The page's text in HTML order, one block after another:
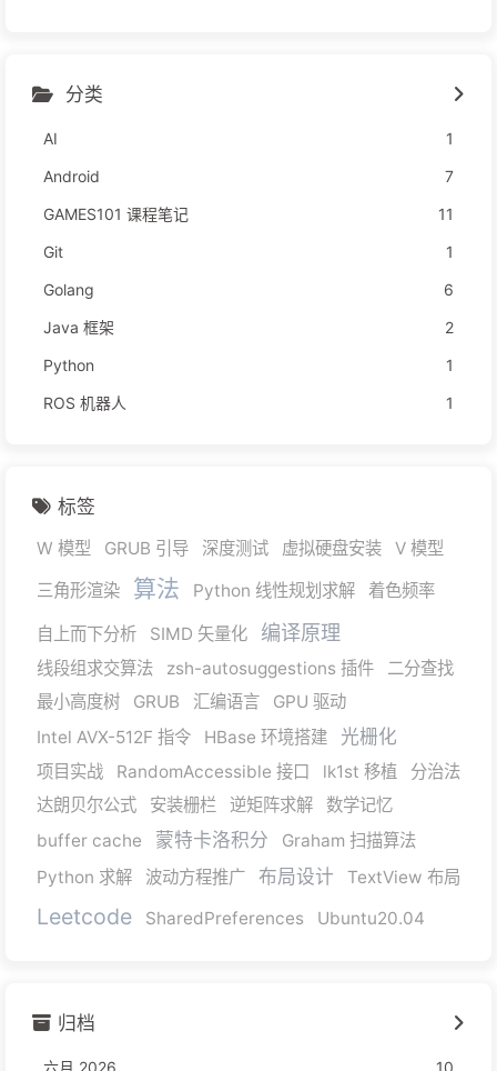
分类
AI
1
Android
7
GAMES101 课程笔记
11
Git
1
Golang
6
Java 框架
2
Python
1
ROS 机器人
1
标签
W 模型 GRUB 引导 深度测试 虚拟硬盘安装
V 模型
三角形渲染
算法 Python 线性规划求解 着色频率
自上而下分析 SIMD 矢量化 编译原理
线段组求交算法 zsh-autosuggestions 插件
二分查找
最小高度树
GRUB 汇编语言
GPU 驱动
Intel AVX-512F 指令
HBase 环境搭建 光栅化
项目实战 RandomAccessible 接口 lk1st 移植
分治法
达朗贝尔公式
安装栅栏 逆矩阵求解
数学记忆
buffer cache
蒙特卡洛积分
Graham 扫描算法
Python 求解
波动方程推广 布局设计 TextView 布局
Leetcode SharedPreferences Ubuntu20.04
归档
六月 2026
10